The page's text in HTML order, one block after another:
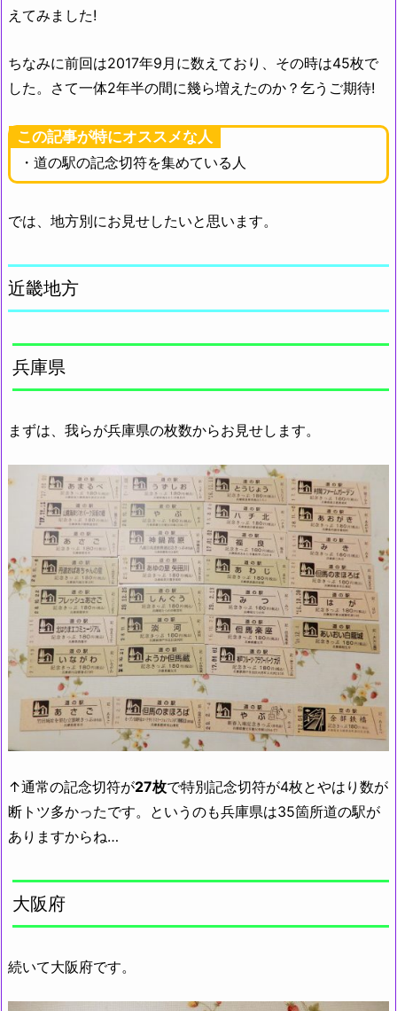
えてみました!
ちなみに前回は2017年9月に数えており、その時は45枚で
した。さて一体2年半の間に幾ら増えたのか？乞うご期待!
この記事が特にオススメな人
・道の駅の記念切符を集めている人
では、地方別にお見せしたいと思います。
近畿地方
兵庫県
まずは、我らが兵庫県の枚数からお見せします。
↑通常の記念切符が27枚で特別記念切符が4枚とやはり数が
断トツ多かったです。というのも兵庫県は35箇所道の駅が
ありますからね…
大阪府
続いて大阪府です。